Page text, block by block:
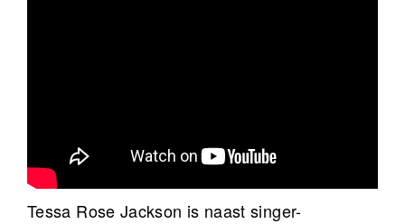
Tessa Rose Jackson is naast singer-